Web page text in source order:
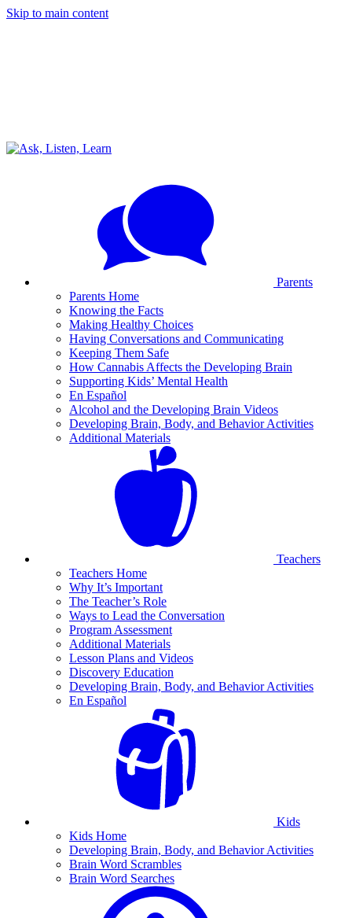
Skip to main content
Parents
Parents Home
Knowing the Facts
Making Healthy Choices
Having Conversations and Communicating
Keeping Them Safe
How Cannabis Affects the Developing Brain
Supporting Kids’ Mental Health
En Español
Alcohol and the Developing Brain Videos
Developing Brain, Body, and Behavior Activities
Additional Materials
Teachers
Teachers Home
Why It’s Important
The Teacher’s Role
Ways to Lead the Conversation
Program Assessment
Additional Materials
Lesson Plans and Videos
Discovery Education
Developing Brain, Body, and Behavior Activities
En Español
Kids
Kids Home
Developing Brain, Body, and Behavior Activities
Brain Word Scrambles
Brain Word Searches